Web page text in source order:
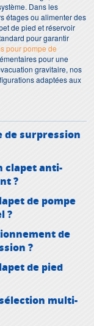
Dans les
étages ou alimenter des
de pied et réservoir
pour garantir
pour pompe de
pour une
gravitaire, nos
adaptées aux
de surpression
clapet anti-
?
de pompe
?
de
?
de pied
multi-